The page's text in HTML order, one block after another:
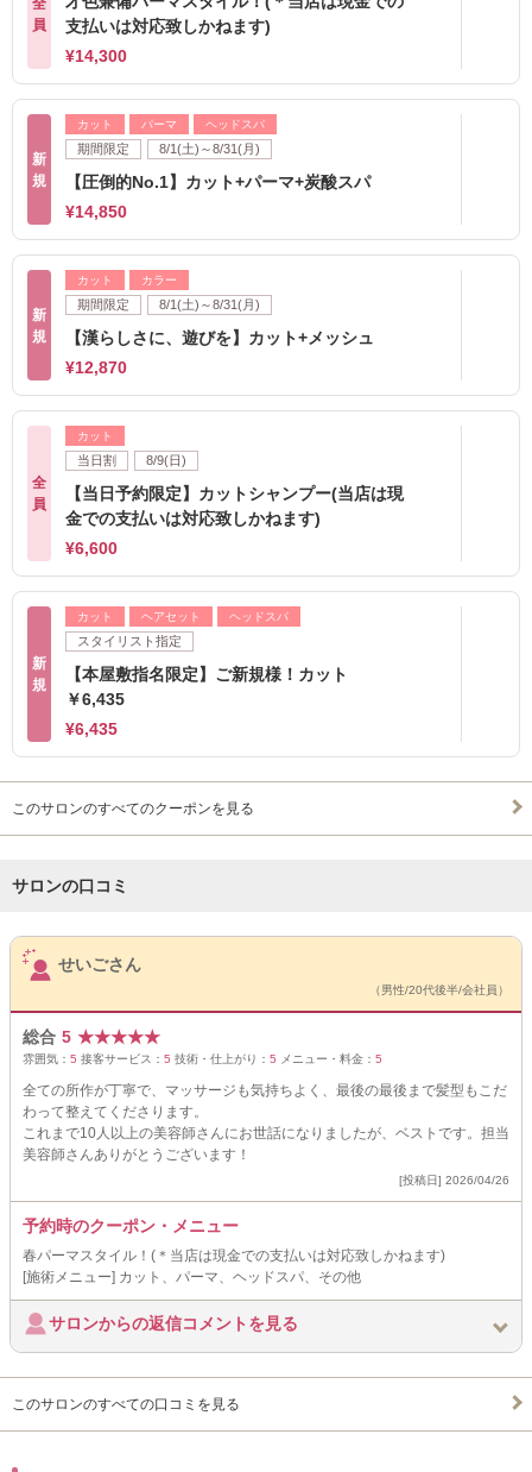
全
員
支払いは対応致しかねます)
¥14,300
新
規
カット パーマ ヘッドスパ
期間限定 8/1(土)～8/31(月)
【圧倒的No.1】カット+パーマ+炭酸スパ
¥14,850
新
規
カット カラー
期間限定 8/1(土)～8/31(月)
【漢らしさに、遊びを】カット+メッシュ
¥12,870
全
員
カット
当日割 8/9(日)
【当日予約限定】カットシャンプー(当店は現
金での支払いは対応致しかねます)
¥6,600
新
規
カット ヘアセット ヘッドスパ
スタイリスト指定
【本屋敷指名限定】ご新規様！カット
￥6,435
¥6,435
このサロンのすべてのクーポンを見る
サロンの口コミ
サロンPick Up
せいごさん
（男性/20代後半/会社員）
総合 5 ★★★★★
雰囲気： 5 接客サービス： 5 技術・仕上がり： 5 メニュー・料金： 5
全ての所作が丁寧で、マッサージも気持ちよく、最後の最後まで髪型もこだ
わって整えてくださります。
これまで10人以上の美容師さんにお世話になりましたが、ベストです。担当
美容師さんありがとうございます！
[投稿日] 2026/04/26
予約時のクーポン・メニュー
春パーマスタイル！(＊当店は現金での支払いは対応致しかねます)
[施術メニュー] カット、パーマ、ヘッドスパ、その他
サロンからの返信コメントを見る
このサロンのすべての口コミを見る